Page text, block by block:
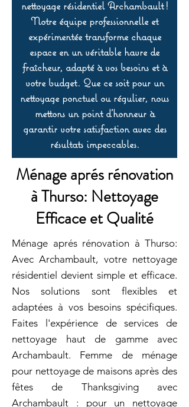
nettoyage résidentiel Archambault !
Notre équipe professionnelle et
expérimentée transforme chaque
espace en un véritable havre de
fraîcheur, adapté à vos besoins et à
votre budget. Que ce soit pour un
nettoyage ponctuel ou régulier, nous
mettons un point d’honneur à
garantir votre satisfaction avec des
résultats impeccables.
Ménage aprés rénovation
à Thurso: Nettoyage
Efficace et Qualité
Ménage aprés rénovation à Thurso:
Avec Archambault, votre nettoyage
résidentiel devient simple et efficace.
Nos solutions sont flexibles et
adaptées à vos besoins spécifiques.
Faites l'expérience de services de
nettoyage haut de gamme avec
Archambault. Femme de ménage
pour nettoyage de maisons après des
fêtes de Thanksgiving avec
Archambault : pour un nettoyage